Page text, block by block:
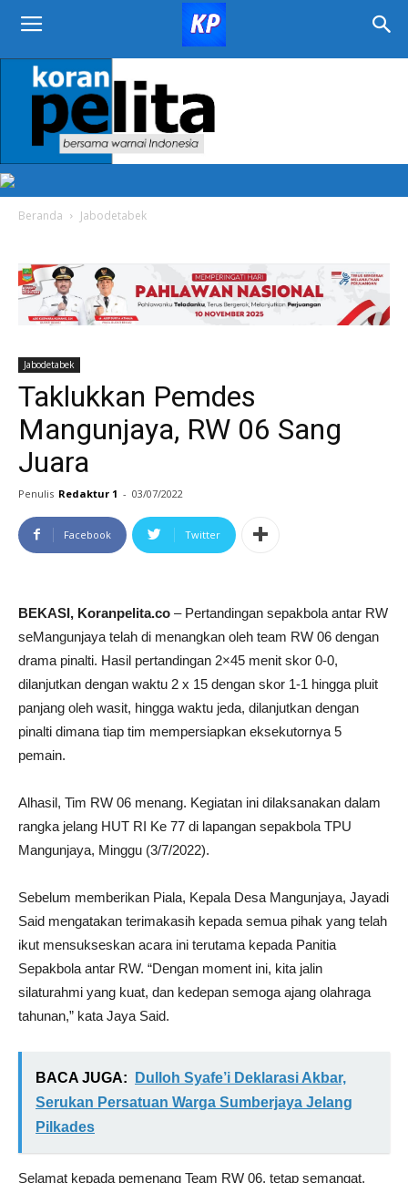
KORAN
PELITA
Beranda Jabodetabek
Jabodetabek
Taklukkan Pemdes
Mangunjaya, RW 06 Sang
Juara
Penulis Redaktur 1 - 03/07/2022
Facebook Twitter
BEKASI, Koranpelita.co – Pertandingan sepakbola antar RW
seMangunjaya telah di menangkan oleh team RW 06 dengan
drama pinalti. Hasil pertandingan 2×45 menit skor 0-0,
dilanjutkan dengan waktu 2 x 15 dengan skor 1-1 hingga pluit
panjang oleh wasit, hingga waktu jeda, dilanjutkan dengan
pinalti dimana tiap tim mempersiapkan eksekutornya 5
pemain.
Alhasil, Tim RW 06 menang. Kegiatan ini dilaksanakan dalam
rangka jelang HUT RI Ke 77 di lapangan sepakbola TPU
Mangunjaya, Minggu (3/7/2022).
Sebelum memberikan Piala, Kepala Desa Mangunjaya, Jayadi
Said mengatakan terimakasih kepada semua pihak yang telah
ikut mensukseskan acara ini terutama kepada Panitia
Sepakbola antar RW. “Dengan moment ini, kita jalin
silaturahmi yang kuat, dan kedepan semoga ajang olahraga
tahunan,” kata Jaya Said.
BACA JUGA:
Dulloh Syafe’i Deklarasi Akbar,
Serukan Persatuan Warga Sumberjaya Jelang
Pilkades
Selamat kepada pemenang Team RW 06, tetap semangat,